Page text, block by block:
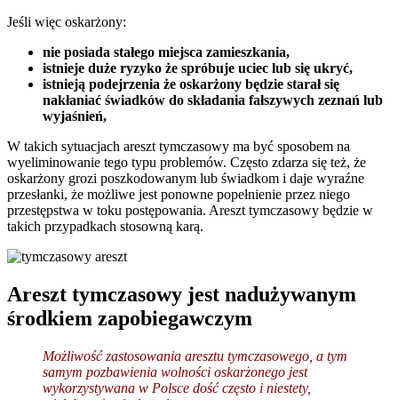
Jeśli więc oskarżony:
nie posiada stałego miejsca zamieszkania,
istnieje duże ryzyko że spróbuje uciec lub się ukryć,
istnieją podejrzenia że oskarżony będzie starał się
nakłaniać świadków do składania fałszywych zeznań lub
wyjaśnień,
W takich sytuacjach areszt tymczasowy ma być sposobem na
wyeliminowanie tego typu problemów. Często zdarza się też, że
oskarżony grozi poszkodowanym lub świadkom i daje wyraźne
przesłanki, że możliwe jest ponowne popełnienie przez niego
przestępstwa w toku postępowania. Areszt tymczasowy będzie w
takich przypadkach stosowną karą.
Areszt tymczasowy jest nadużywanym
środkiem zapobiegawczym
Możliwość zastosowania aresztu tymczasowego, a tym
samym pozbawienia wolności oskarżonego jest
wykorzystywana w Polsce dość często i niestety,